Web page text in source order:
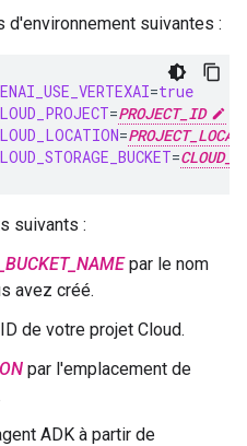
suivantes :
=true
=PROJECT_ID
=
=
suivants :
par le nom
avez créé.
de votre projet Cloud.
par l'emplacement de
ADK à partir de